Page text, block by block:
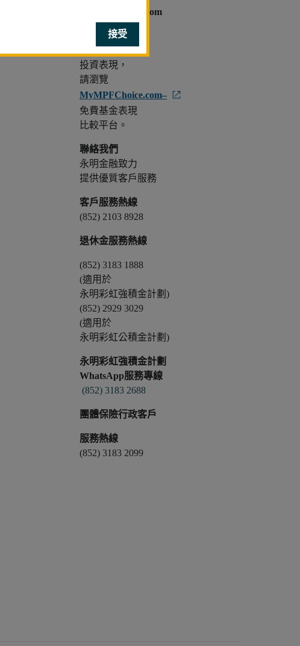
接受
MyMPFChoice.com
如您想比較不同
投資表現，
請瀏覽
MyMPFChoice.com–
免費基金表現
比較平台。
聯絡我們
永明金融致力
提供優質客戶服務
客戶服務熱線
(852) 2103 8928
退休金服務熱線
(852) 3183 1888
(適用於
永明彩虹強積金計劃)
(852) 2929 3029
(適用於
永明彩虹公積金計劃)
永明彩虹強積金計劃
WhatsApp服務專線
(852) 3183 2688
團體保險行政客戶
服務熱線
(852) 3183 2099